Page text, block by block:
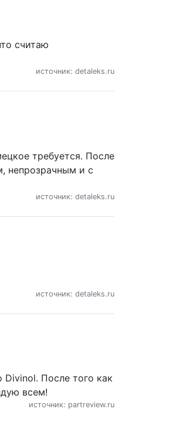
считаю
источник: detaleks.ru
требуется. После
непрозрачным и с
источник: detaleks.ru
источник: detaleks.ru
После того как
всем!
источник: partreview.ru